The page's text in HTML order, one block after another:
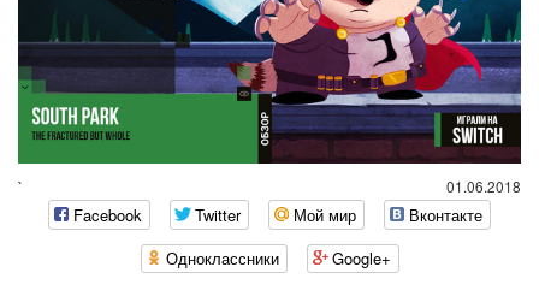
01.06.2018
`
Facebook Twitter Мой мир
Вконтакте
Одноклассники
Google+